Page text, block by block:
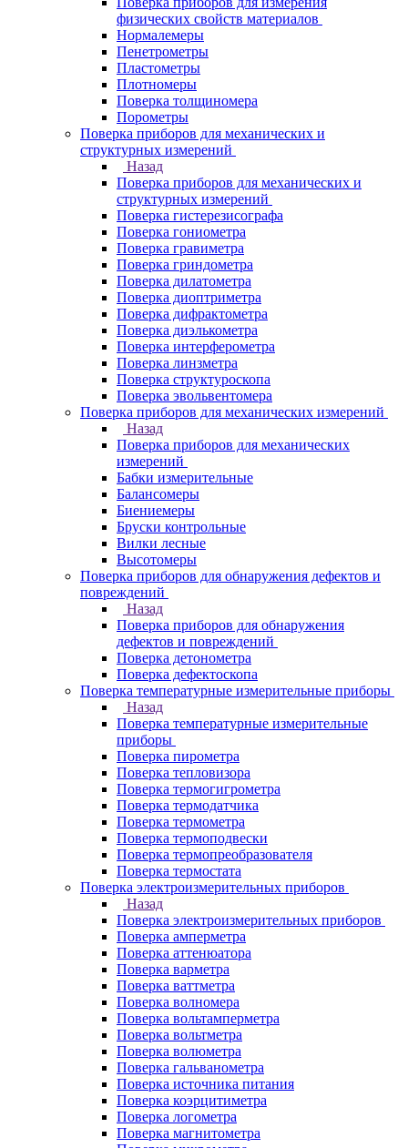
физических свойств материалов
Нормалемеры
Пенетрометры
Пластометры
Плотномеры
Поверка толщиномера
Порометры
Поверка приборов для механических и
структурных измерений
Назад
Поверка приборов для механических и
структурных измерений
Поверка гистерезисографа
Поверка гониометра
Поверка гравиметра
Поверка гриндометра
Поверка дилатометра
Поверка диоптриметра
Поверка дифрактометра
Поверка диэлькометра
Поверка интерферометра
Поверка линзметра
Поверка структуроскопа
Поверка эвольвентомера
Поверка приборов для механических измерений
Назад
Поверка приборов для механических
измерений
Бабки измерительные
Балансомеры
Биениемеры
Бруски контрольные
Вилки лесные
Высотомеры
Поверка приборов для обнаружения дефектов и
повреждений
Назад
Поверка приборов для обнаружения
дефектов и повреждений
Поверка детонометра
Поверка дефектоскопа
Поверка температурные измерительные приборы
Назад
Поверка температурные измерительные
приборы
Поверка пирометра
Поверка тепловизора
Поверка термогигрометра
Поверка термодатчика
Поверка термометра
Поверка термоподвески
Поверка термопреобразователя
Поверка термостата
Поверка электроизмерительных приборов
Назад
Поверка электроизмерительных приборов
Поверка амперметра
Поверка аттенюатора
Поверка варметра
Поверка ваттметра
Поверка волномера
Поверка вольтамперметра
Поверка вольтметра
Поверка волюметра
Поверка гальванометра
Поверка источника питания
Поверка коэрцитиметра
Поверка логометра
Поверка магнитометра